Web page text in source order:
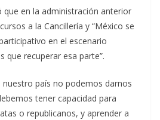
que en la administración anterior
a la Cancillería y “México se
en el escenario
que recuperar esa parte”.
país no podemos darnos
tener capacidad para
o republicanos, y aprender a